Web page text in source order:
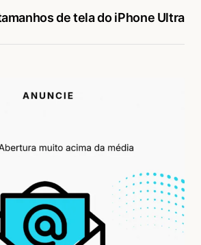
de tela do iPhone Ultra